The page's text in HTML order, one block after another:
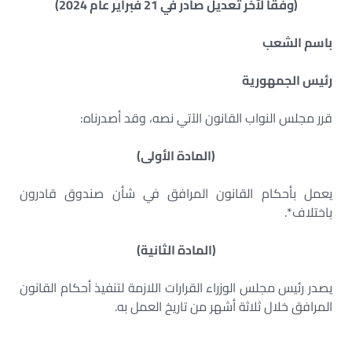
(وفقاً لآخر تعديل صادر في 21 فبراير عام 2024)
باسم الشعب
رئيس الجمهورية
قرر مجلس النواب القانون الآتي نصه، وقد أصدرناه:
(المادة الأولى)
يعمل بأحكام القانون المرافق في شأن صندوق قادرون
باختلاف*.
(المادة الثانية)
يصدر رئيس مجلس الوزراء القرارات اللازمة لتنفيذ أحكام القانون
المرافق خلال ثلاثة أشهر من تاريخ العمل به.